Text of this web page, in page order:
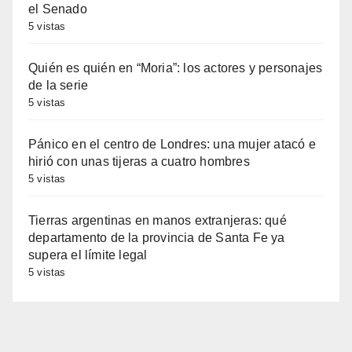
el Senado
5 vistas
Quién es quién en “Moria”: los actores y personajes
de la serie
5 vistas
Pánico en el centro de Londres: una mujer atacó e
hirió con unas tijeras a cuatro hombres
5 vistas
Tierras argentinas en manos extranjeras: qué
departamento de la provincia de Santa Fe ya
supera el límite legal
5 vistas